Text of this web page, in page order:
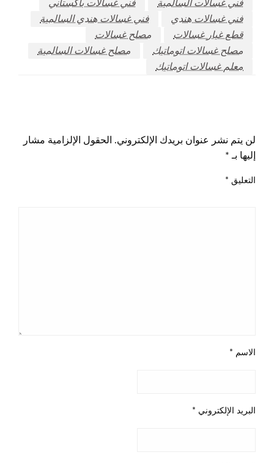
فني غسالات السالمية
فني غسالات باكستاني
فني غسالات هندي
فني غسالات هندي السالمية
قطع غيار غسالات
مصلح غسالات
مصلح غسالات اتوماتيك
مصلح غسالات السالمية
معلم غسالات اتوماتيك
لن يتم نشر عنوان بريدك الإلكتروني.
الحقول الإلزامية مشار
إليها بـ *
التعليق *
الاسم *
البريد الإلكتروني *